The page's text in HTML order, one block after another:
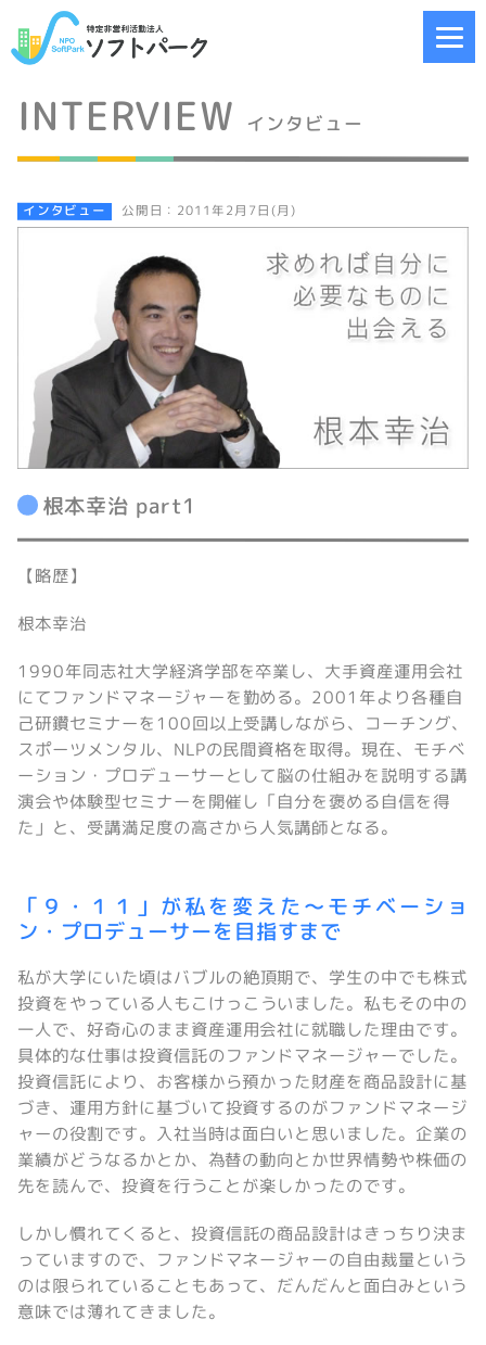
INTERVIEW インタビュー
インタビュー 公開日：2011年2月7日(月)
根本幸治 part1
【略歴】
根本幸治
1990年同志社大学経済学部を卒業し、大手資産運用会社
にてファンドマネージャーを勤める。2001年より各種自
己研鑽セミナーを100回以上受講しながら、コーチング、
スポーツメンタル、NLPの民間資格を取得。現在、モチベ
ーション・プロデューサーとして脳の仕組みを説明する講
演会や体験型セミナーを開催し「自分を褒める自信を得
た」と、受講満足度の高さから人気講師となる。
「９・１１」が私を変えた～モチベーショ
ン・プロデューサーを目指すまで
私が大学にいた頃はバブルの絶頂期で、学生の中でも株式
投資をやっている人もこけっこういました。私もその中の
一人で、好奇心のまま資産運用会社に就職した理由です。
具体的な仕事は投資信託のファンドマネージャーでした。
投資信託により、お客様から預かった財産を商品設計に基
づき、運用方針に基づいて投資するのがファンドマネージ
ャーの役割です。入社当時は面白いと思いました。企業の
業績がどうなるかとか、為替の動向とか世界情勢や株価の
先を読んで、投資を行うことが楽しかったのです。
しかし慣れてくると、投資信託の商品設計はきっちり決ま
っていますので、ファンドマネージャーの自由裁量という
のは限られていることもあって、だんだんと面白みという
意味では薄れてきました。